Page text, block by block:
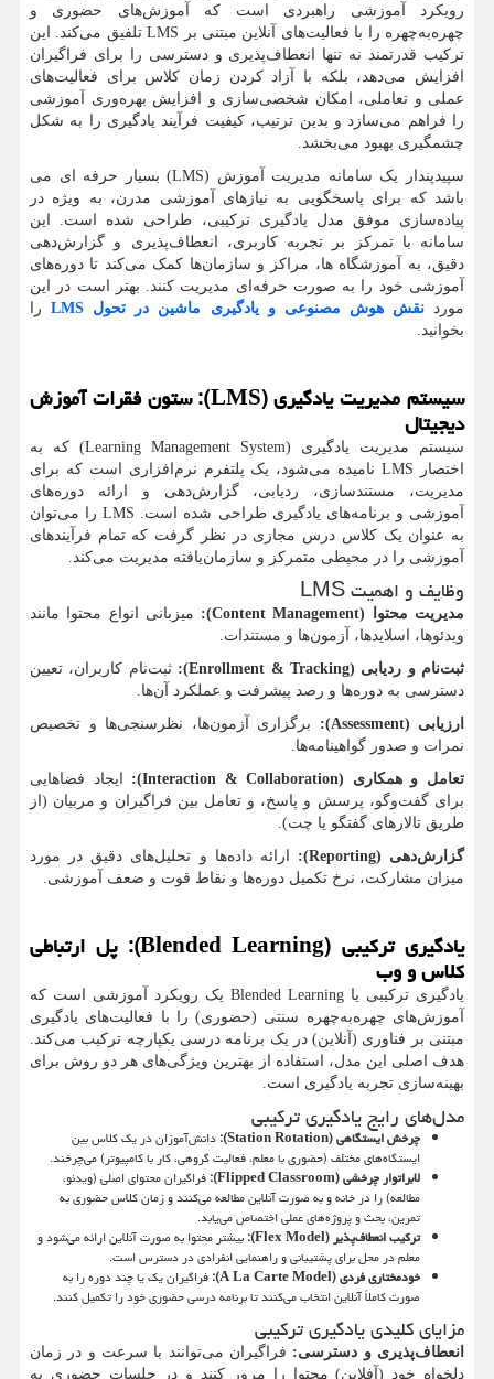
رویکرد آموزشی راهبردی است که آموزش‌های حضوری و
چهره‌به‌چهره را با فعالیت‌های آنلاین مبتنی بر LMSتلفیق می‌کند. این
ترکیب قدرتمند نه تنها انعطاف‌پذیری و دسترسی را برای فراگیران
افزایش می‌دهد، بلکه با آزاد کردن زمان کلاس برای فعالیت‌های
عملی و تعاملی، امکان شخصی‌سازی و افزایش بهره‌وری آموزشی
را فراهم می‌سازد و بدین ترتیب، کیفیت فرآیند یادگیری را به شکل
چشمگیری بهبود می‌بخشد.
سپیدپندار یک سامانه مدیریت آموزش (LMS) بسیار حرفه ای می
باشد که برای پاسخگویی به نیازهای آموزشی مدرن، به ویژه در
پیاده‌سازی موفق مدل یادگیری ترکیبی، طراحی شده است. این
سامانه با تمرکز بر تجربه کاربری، انعطاف‌پذیری و گزارش‌دهی
دقیق، به آموزشگاه ها، مراکز و سازمان‌ها کمک می‌کند تا دوره‌های
آموزشی خود را به صورت حرفه‌ای مدیریت کنند. بهتر است در این
موردنقش هوش مصنوعی و یادگیری ماشین در تحول LMSرا
بخوانید.
سیستم مدیریت یادگیری (LMS): ستون فقرات آموزش
دیجیتال
سیستم مدیریت یادگیری (Learning Management System) که به
اختصار LMSنامیده می‌شود، یک پلتفرم نرم‌افزاری است که برای
مدیریت، مستندسازی، ردیابی، گزارش‌دهی و ارائه دوره‌های
آموزشی و برنامه‌های یادگیری طراحی شده است. LMSرا می‌توان
به عنوان یک کلاس درس مجازی در نظر گرفت که تمام فرآیندهای
آموزشی را در محیطی متمرکز و سازمان‌یافته مدیریت می‌کند.
وظایف و اهمیتLMS
مدیریت محتوا (Content Management
): میزبانی انواع محتوا مانند
ویدئوها، اسلایدها، آزمون‌ها و مستندات.
ثبت‌نام و ردیابی (Enrollment & Tracking
): ثبت‌نام کاربران، تعیین
دسترسی به دوره‌ها و رصد پیشرفت و عملکرد آن‌ها.
ارزیابی (Assessment
): برگزاری آزمون‌ها، نظرسنجی‌ها و تخصیص
نمرات و صدور گواهینامه‌ها.
تعامل و همکاری (Interaction & Collaboration
): ایجاد فضاهایی
برای گفت‌وگو، پرسش و پاسخ، و تعامل بین فراگیران و مربیان (از
طریق تالارهای گفتگو یا چت).
گزارش‌دهی (Reporting
): ارائه داده‌ها و تحلیل‌های دقیق در مورد
میزان مشارکت، نرخ تکمیل دوره‌ها و نقاط قوت و ضعف آموزشی.
یادگیری ترکیبی (Blended Learning): پل ارتباطی
کلاس و وب
یادگیری ترکیبی یا Blended Learning یک رویکرد آموزشی است که
آموزش‌های چهره‌به‌چهره سنتی (حضوری) را با فعالیت‌های یادگیری
مبتنی بر فناوری (آنلاین) در یک برنامه درسی یکپارچه ترکیب می‌کند.
هدف اصلی این مدل، استفاده از بهترین ویژگی‌های هر دو روش برای
بهینه‌سازی تجربه یادگیری است.
مدل‌های رایج یادگیری ترکیبی
چرخش ایستگاهی (Station Rotation
):دانش‌آموزان در یک کلاس بین
ایستگاه‌های مختلف (حضوری با معلم، فعالیت گروهی، کار با کامپیوتر) می‌چرخند.
لابراتوار چرخشی (Flipped Classroom
):فراگیران محتوای اصلی (ویدئو،
مطالعه) را در خانه و به صورت آنلاین مطالعه می‌کنند و زمان کلاس حضوری به
تمرین، بحث و پروژه‌های عملی اختصاص می‌یابد.
ترکیب انعطاف‌پذیر (Flex Model
):بیشتر محتوا به صورت آنلاین ارائه می‌شود و
معلم در محل برای پشتیبانی و راهنمایی انفرادی در دسترس است.
خودمختاری فردی (A La Carte Model
):فراگیران یک یا چند دوره را به
صورت کاملاً آنلاین انتخاب می‌کنند تا برنامه درسی حضوری خود را تکمیل کنند.
مزایای کلیدی یادگیری ترکیبی
انعطاف‌پذیری و دسترسی: فراگیران می‌توانند با سرعت و در زمان
دلخواه خود (آفلاین) محتوا را مرور کنند و در جلسات حضوری به